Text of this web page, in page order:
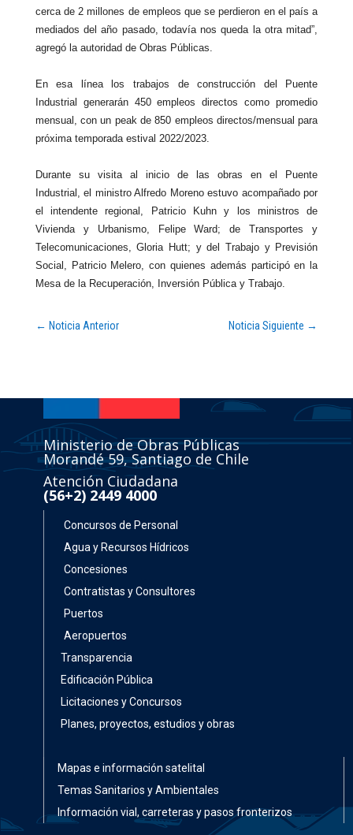
cerca de 2 millones de empleos que se perdieron en el país a
mediados del año pasado, todavía nos queda la otra mitad”,
agregó la autoridad de Obras Públicas.
En esa línea los trabajos de construcción del Puente
Industrial generarán 450 empleos directos como promedio
mensual, con un peak de 850 empleos directos/mensual para
próxima temporada estival 2022/2023.
Durante su visita al inicio de las obras en el Puente
Industrial, el ministro Alfredo Moreno estuvo acompañado por
el intendente regional, Patricio Kuhn y los ministros de
Vivienda y Urbanismo, Felipe Ward; de Transportes y
Telecomunicaciones, Gloria Hutt; y del Trabajo y Previsión
Social, Patricio Melero, con quienes además participó en la
Mesa de la Recuperación, Inversión Pública y Trabajo.
← Noticia Anterior Noticia Siguiente →
Ministerio de Obras Públicas
Morandé 59, Santiago de Chile
Atención Ciudadana
(56+2) 2449 4000
Concursos de Personal
Agua y Recursos Hídricos
Concesiones
Contratistas y Consultores
Puertos
Aeropuertos
Transparencia
Edificación Pública
Licitaciones y Concursos
Planes, proyectos, estudios y obras
Mapas e información satelital
Temas Sanitarios y Ambientales
Información vial, carreteras y pasos fronterizos